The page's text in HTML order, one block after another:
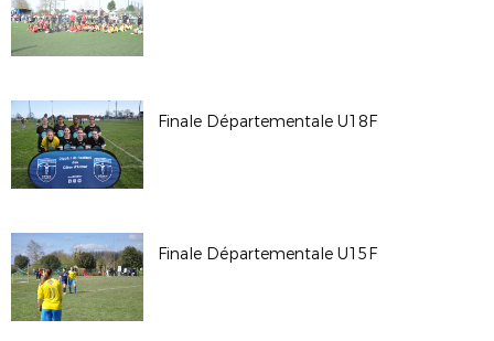
Finale Départementale U18F
Finale Départementale U15F